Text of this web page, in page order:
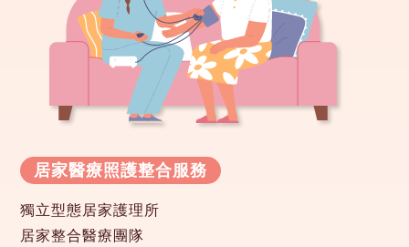
居家醫療照護整合服務
獨立型態居家護理所
居家整合醫療團隊